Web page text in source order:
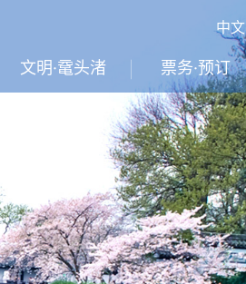
中文
文明·鼋头渚 票务·预订